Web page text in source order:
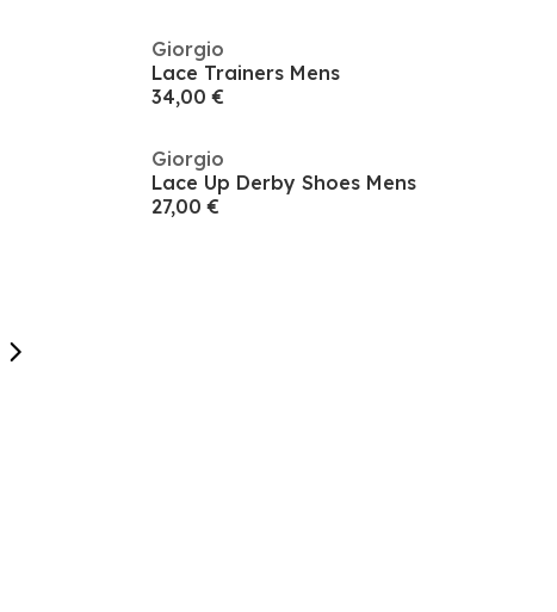
Giorgio
Lace Trainers Mens
34,00 €
Giorgio
Lace Up Derby Shoes Mens
27,00 €